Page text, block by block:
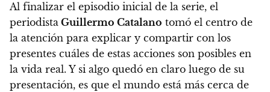
Al finalizar el episodio inicial de la serie, el
periodista Guillermo Catalano tomó el centro de
la atención para explicar y compartir con los
presentes cuáles de estas acciones son posibles en
la vida real. Y si algo quedó en claro luego de su
presentación, es que el mundo está más cerca de